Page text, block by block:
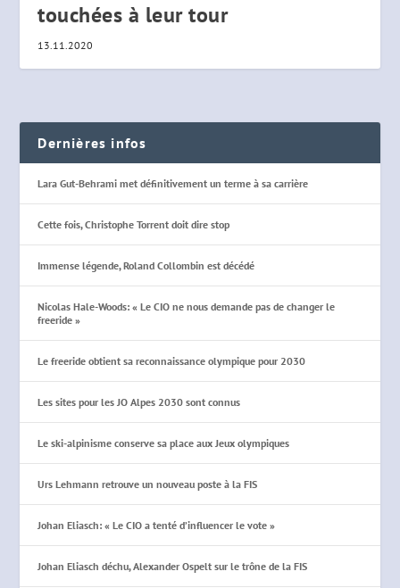
touchées à leur tour
13.11.2020
Dernières infos
Lara Gut-Behrami met définitivement un terme à sa carrière
Cette fois, Christophe Torrent doit dire stop
Immense légende, Roland Collombin est décédé
Nicolas Hale-Woods: « Le CIO ne nous demande pas de changer le
freeride »
Le freeride obtient sa reconnaissance olympique pour 2030
Les sites pour les JO Alpes 2030 sont connus
Le ski-alpinisme conserve sa place aux Jeux olympiques
Urs Lehmann retrouve un nouveau poste à la FIS
Johan Eliasch: « Le CIO a tenté d’influencer le vote »
Johan Eliasch déchu, Alexander Ospelt sur le trône de la FIS